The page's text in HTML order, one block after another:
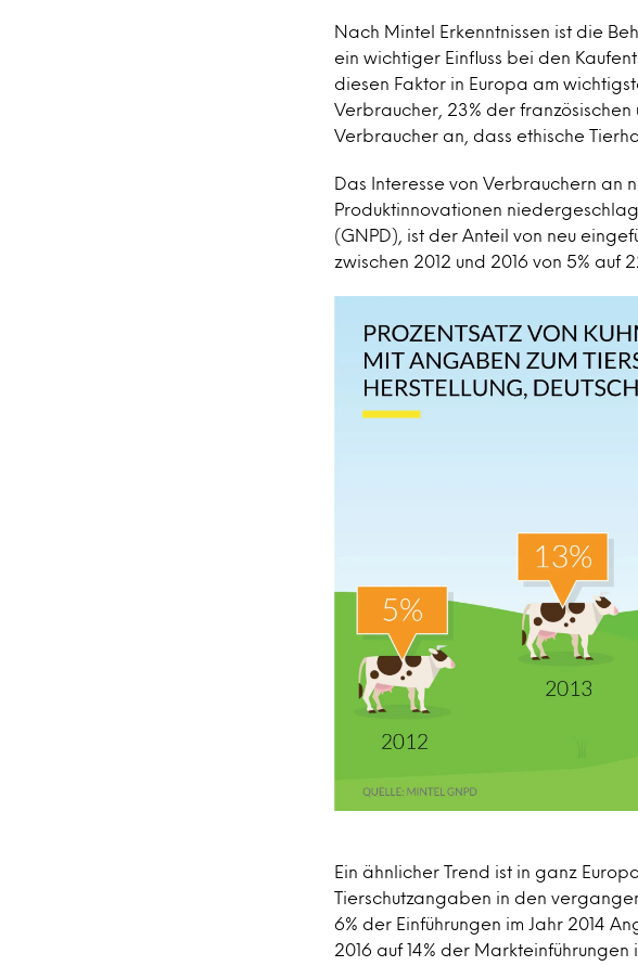
Nach Mintel Erkenntnissen ist die
ein wichtiger Einfluss bei den
diesen Faktor in Europa am
Verbraucher, 23% der französischen
Verbraucher an, dass ethische
Das Interesse von Verbrauchern an
Produktinnovationen
(GNPD), ist der Anteil von neu
zwischen 2012 und 2016 von 5% auf
Ein ähnlicher Trend ist in ganz
Tierschutzangaben in den
6% der Einführungen im Jahr 2014
2016 auf 14% der